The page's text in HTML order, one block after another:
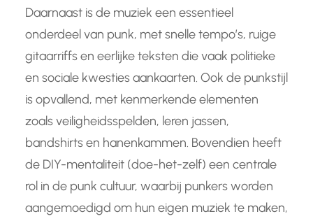
Daarnaast is de muziek een essentieel
onderdeel van punk, met snelle tempo’s, ruige
gitaarriffs en eerlijke teksten die vaak politieke
en sociale kwesties aankaarten. Ook de punkstijl
is opvallend, met kenmerkende elementen
zoals veiligheidsspelden, leren jassen,
bandshirts en hanenkammen. Bovendien heeft
de DIY-mentaliteit (doe-het-zelf) een centrale
rol in de punk cultuur, waarbij punkers worden
aangemoedigd om hun eigen muziek te maken,